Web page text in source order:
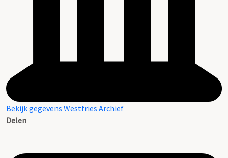
Bekijk gegevens Westfries Archief
Delen